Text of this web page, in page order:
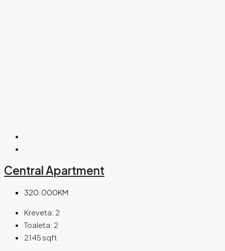
Central Apartment
320.000KM
Kreveta: 2
Toaleta: 2
2145 sqft